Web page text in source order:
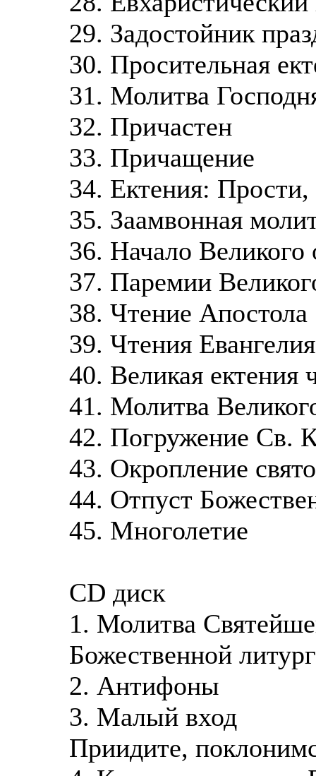
29. Задостойник
30. Просительная
31. Молитва
32. Причастен
33. Причащение
34. Ектения:
35. Заамвонная
36. Начало
37. Паремии
38. Чтение Апостола
39. Чтения Евангелия
40. Великая ектения
41. Молитва
42. Погружение Св.
43. Окропление
44. Отпуст
45. Многолетие
CD диск
1. Молитва
Божественной
2. Антифоны
3. Малый вход
Приидите,